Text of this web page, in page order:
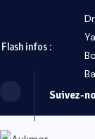
Flash infos :
Suivez-